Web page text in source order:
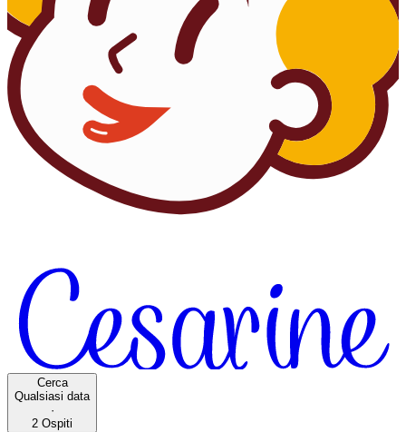
Cerca
Qualsiasi data
·
2 Ospiti